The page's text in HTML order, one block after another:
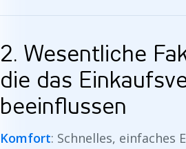
2. Wesentliche
die das
beeinflussen
Komfort: Schnelles, einfaches